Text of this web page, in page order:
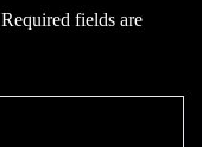
Required fields are